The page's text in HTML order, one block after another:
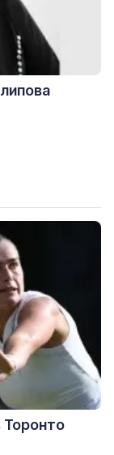
Торонто